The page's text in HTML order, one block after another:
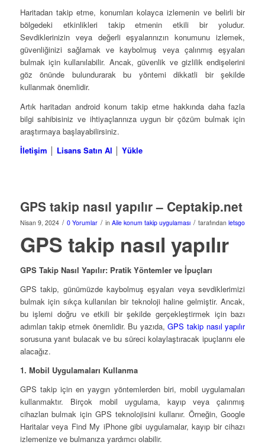
Haritadan takip etme, konumları kolayca izlemenin ve belirli bir
bölgedeki etkinlikleri takip etmenin etkili bir yoludur.
Sevdiklerinizin veya değerli eşyalarınızın konumunu izlemek,
güvenliğinizi sağlamak ve kaybolmuş veya çalınmış eşyaları
bulmak için kullanılabilir. Ancak, güvenlik ve gizlilik endişelerini
göz önünde bulundurarak bu yöntemi dikkatli bir şekilde
kullanmak önemlidir.
Artık haritadan android konum takip etme hakkında daha fazla
bilgi sahibisiniz ve ihtiyaçlarınıza uygun bir çözüm bulmak için
araştırmaya başlayabilirsiniz.
İletişim │ Lisans Satın Al │ Yükle
GPS takip nasıl yapılır – Ceptakip.net
Nisan 9, 2024 / 0 Yorumlar / in Aile konum takip uygulaması / tarafından letsgo
GPS takip nasıl yapılır
GPS Takip Nasıl Yapılır: Pratik Yöntemler ve İpuçları
GPS takip, günümüzde kaybolmuş eşyaları veya sevdiklerimizi
bulmak için sıkça kullanılan bir teknoloji haline gelmiştir. Ancak,
bu işlemi doğru ve etkili bir şekilde gerçekleştirmek için bazı
adımları takip etmek önemlidir. Bu yazıda,GPS takip nasıl yapılır
sorusuna yanıt bulacak ve bu süreci kolaylaştıracak ipuçlarını ele
alacağız.
1. Mobil Uygulamaları Kullanma
GPS takip için en yaygın yöntemlerden biri, mobil uygulamaları
kullanmaktır. Birçok mobil uygulama, kayıp veya çalınmış
cihazları bulmak için GPS teknolojisini kullanır. Örneğin, Google
Haritalar veya Find My iPhone gibi uygulamalar, kayıp bir cihazı
izlemenize ve bulmanıza yardımcı olabilir.